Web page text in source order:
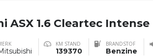
ASX 1.6 Cleartec Intense
KM STAND
139370
BRANDSTOF
Benzine